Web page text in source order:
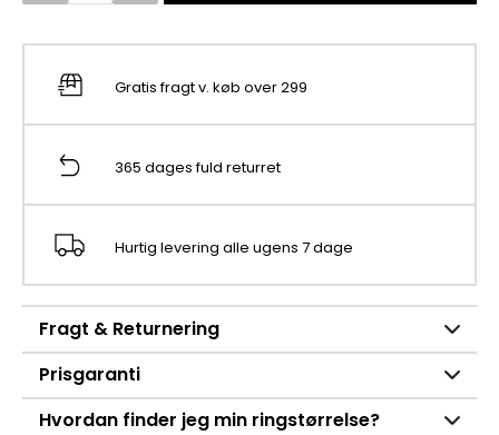
Gratis fragt v. køb over 299
365 dages fuld returret
Hurtig levering alle ugens 7 dage
Fragt & Returnering
Prisgaranti
Hvordan finder jeg min ringstørrelse?